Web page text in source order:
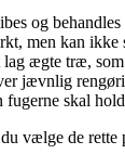
og
men kan ikke
lag ægte træ,
jævnlig
fugerne skal
vælge de